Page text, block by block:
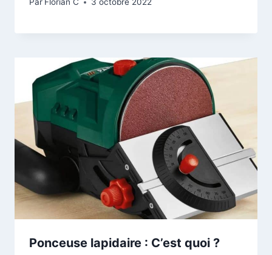
Par Florian C 3 octobre 2022
Ponceuse lapidaire : C’est quoi ?